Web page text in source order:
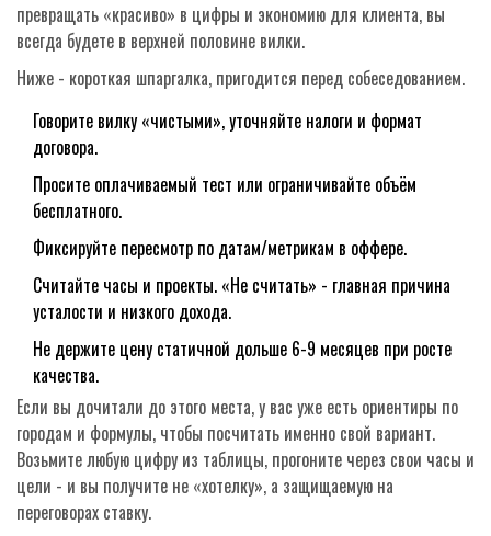
превращать «красиво» в цифры и экономию для клиента, вы
всегда будете в верхней половине вилки.
Ниже - короткая шпаргалка, пригодится перед собеседованием.
Говорите вилку «чистыми», уточняйте налоги и формат
договора.
Просите оплачиваемый тест или ограничивайте объём
бесплатного.
Фиксируйте пересмотр по датам/метрикам в оффере.
Считайте часы и проекты. «Не считать» - главная причина
усталости и низкого дохода.
Не держите цену статичной дольше 6-9 месяцев при росте
качества.
Если вы дочитали до этого места, у вас уже есть ориентиры по
городам и формулы, чтобы посчитать именно свой вариант.
Возьмите любую цифру из таблицы, прогоните через свои часы и
цели - и вы получите не «хотелку», а защищаемую на
переговорах ставку.